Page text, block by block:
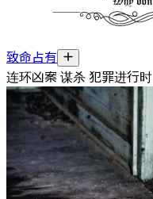
致命占有
连环凶案 谋杀 犯罪进行时